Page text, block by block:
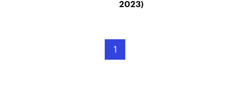
2023)
1